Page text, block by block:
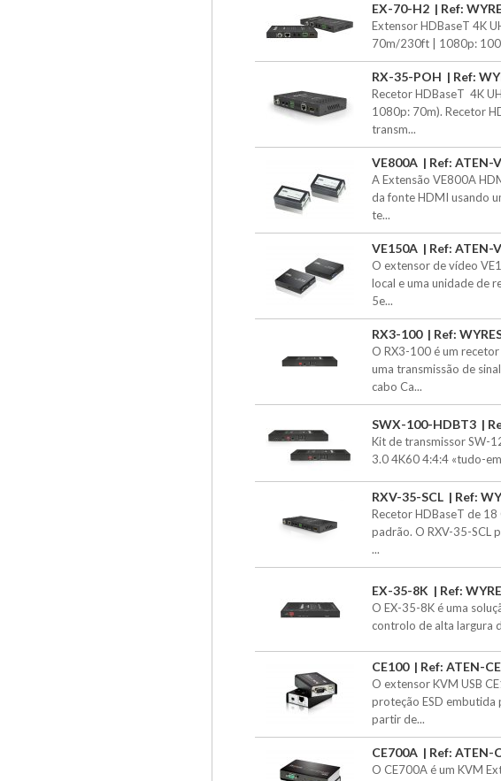
EX-70-H2 Ref:
Extensor HDBaseT 4K
70m/230ft | 1080p:
RX-35-POH Ref:
Recetor HDBaseT  4K
1080p: 70m). Recetor
transm...
VE800A Ref: ATEN-
A Extensão VE800A
da fonte HDMI usando
te...
VE150A Ref: ATEN-
O extensor de vídeo
local e uma unidade de
5e...
RX3-100 Ref:
O RX3-100 é um
uma transmissão de
cabo Ca...
SWX-100-HDBT3
Kit de transmissor SW-
3.0 4K60 4:4:4 «tudo-
RXV-35-SCL Ref:
Recetor HDBaseT de
padrão. O RXV-35-SCL
...
EX-35-8K Ref:
O EX-35-8K é uma
controlo de alta largura
CE100 Ref: ATEN-
O extensor KVM USB
proteção ESD embutida
partir de...
CE700A Ref: ATEN-
O CE700A é um KVM